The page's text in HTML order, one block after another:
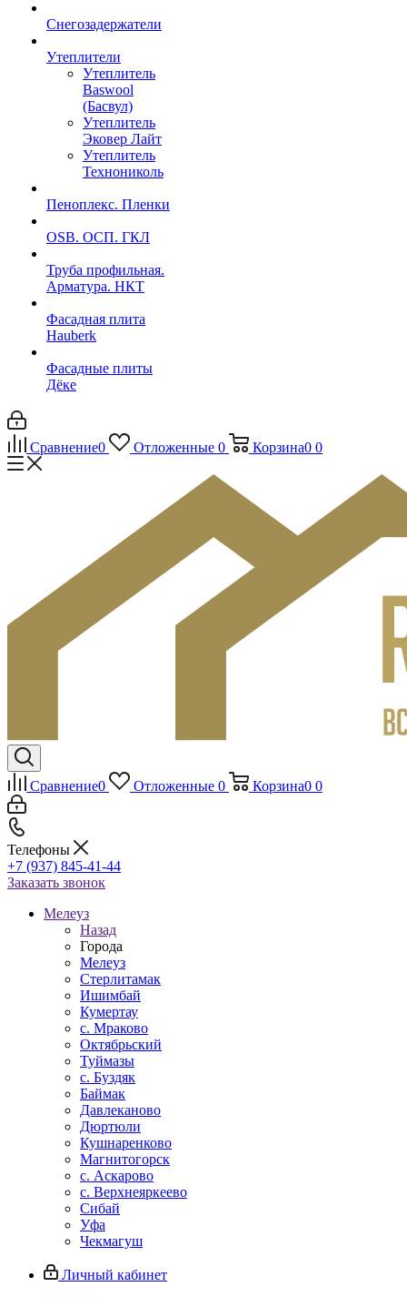
Снегозадержатели
Утеплители
Утеплитель
Baswool
(Басвул)
Утеплитель
Эковер Лайт
Утеплитель
Технониколь
Пеноплекс. Пленки
OSB. ОСП. ГКЛ
Труба профильная.
Арматура. НКТ
Фасадная плита
Hauberk
Фасадные плиты
Дёке
Сравнение0 Отложенные 0 Корзина0 0
Сравнение0 Отложенные 0 Корзина0 0
Телефоны
+7 (937) 845-41-44
Заказать звонок
Мелеуз
Назад
Города
Мелеуз
Стерлитамак
Ишимбай
Кумертау
c. Мраково
Октябрьский
Туймазы
c. Буздяк
Баймак
Давлеканово
Дюртюли
Кушнаренково
Магнитогорск
с. Аскарово
с. Верхнеяркеево
Сибай
Уфа
Чекмагуш
Личный кабинет